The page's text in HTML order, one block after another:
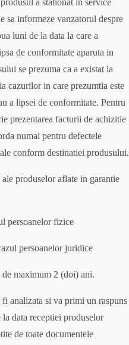
a stationat in service
sa informeze vanzatorul despre
luni de la data la care a
de conformitate aparuta in
se prezuma ca a existat la
cazurilor in care prezumtia este
a lipsei de conformitate. Pentru
prezentarea facturii de achizitie
numai pentru defectele
conform destinatiei produsului.
produselor aflate in garantie
persoanelor fizice
persoanelor juridice
de maximum 2 (doi) ani.
analizata si va primi un raspuns
data receptiei produselor
de toate documentele